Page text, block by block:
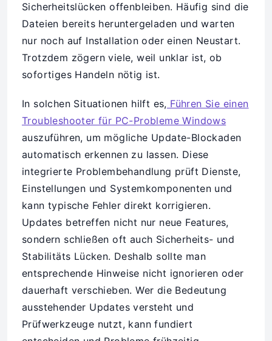
Sicherheitslücken offenbleiben. Häufig sind die
Dateien bereits heruntergeladen und warten
nur noch auf Installation oder einen Neustart.
Trotzdem zögern viele, weil unklar ist, ob
sofortiges Handeln nötig ist.
In solchen Situationen hilft es, Führen Sie einen
Troubleshooter für PC-Probleme Windows
auszuführen, um mögliche Update-Blockaden
automatisch erkennen zu lassen. Diese
integrierte Problembehandlung prüft Dienste,
Einstellungen und Systemkomponenten und
kann typische Fehler direkt korrigieren.
Updates betreffen nicht nur neue Features,
sondern schließen oft auch Sicherheits- und
Stabilitäts Lücken. Deshalb sollte man
entsprechende Hinweise nicht ignorieren oder
dauerhaft verschieben. Wer die Bedeutung
ausstehender Updates versteht und
Prüfwerkzeuge nutzt, kann fundiert